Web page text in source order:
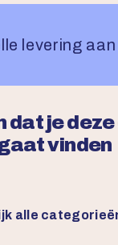
levering
dat je
vinden
alle